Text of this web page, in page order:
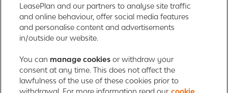
Ejército Nacional 843-B, Piso 9 Oficina 3
Col. Granada
11520 Ciudad de México
Centro de Atención al Conductor: 01-800-00-LEASE
Código de conducta Política de cookies
Política de privacidad
LeasePlan and our partners to analyse site traffic
and online behaviour, offer social media features
and personalise content and advertisements
in/outside our website.
You can manage cookies or withdraw your
consent at any time. This does not affect the
lawfulness of the use of these cookies prior to
withdrawal. For more information read our cookie